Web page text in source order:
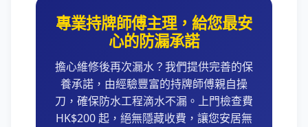
專業持牌師傅主理，給您最安
心的防漏承諾
擔心維修後再次漏水？我們提供完善的保
養承諾，由經驗豐富的持牌師傅親自操
刀，確保防水工程滴水不漏。上門檢查費
HK$200 起，絕無隱藏收費，讓您安居無